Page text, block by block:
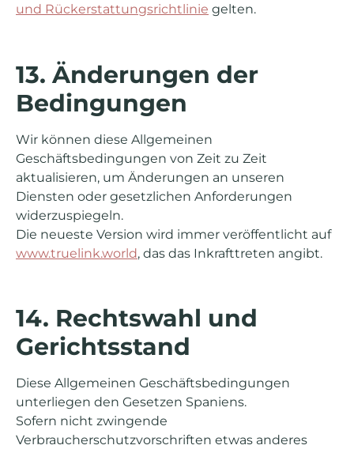
und Rückerstattungsrichtlinie gelten.
13. Änderungen der
Bedingungen
Wir können diese Allgemeinen
Geschäftsbedingungen von Zeit zu Zeit
aktualisieren, um Änderungen an unseren
Diensten oder gesetzlichen Anforderungen
widerzuspiegeln.
Die neueste Version wird immer veröffentlicht auf
www.truelink.world, das das Inkrafttreten angibt.
14. Rechtswahl und
Gerichtsstand
Diese Allgemeinen Geschäftsbedingungen
unterliegen den Gesetzen Spaniens.
Sofern nicht zwingende
Verbraucherschutzvorschriften etwas anderes